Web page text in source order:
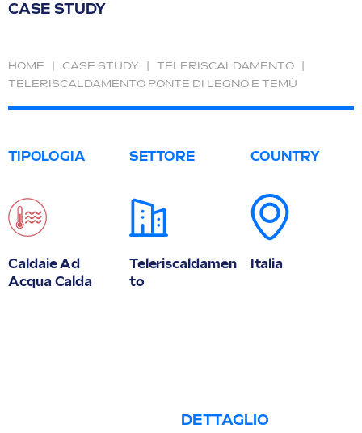
CASE STUDY
HOME CASE STUDY TELERISCALDAMENTO
TELERISCALDAMENTO PONTE DI LEGNO E TEMÙ
TIPOLOGIA
Caldaie Ad
Acqua Calda
SETTORE
Teleriscaldamen
To
COUNTRY
Italia
DETTAGLIO